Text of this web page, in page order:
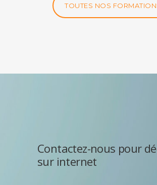
TOUTES NOS
Contactez-nous pour
sur internet